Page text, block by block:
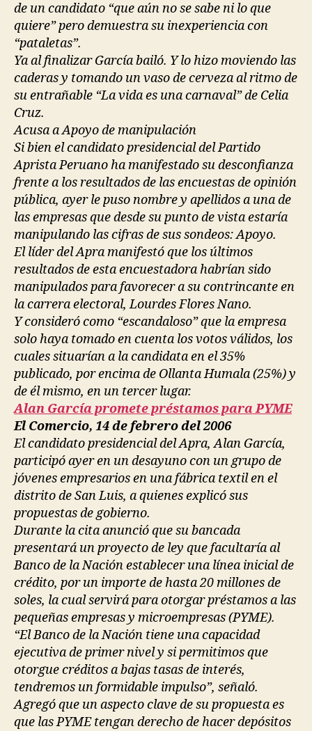
de un candidato “que aún no se sabe ni lo que
quiere” pero demuestra su inexperiencia con
“pataletas”.
Ya al finalizar García bailó. Y lo hizo moviendo las
caderas y tomando un vaso de cerveza al ritmo de
su entrañable “La vida es una carnaval” de Celia
Cruz.
Acusa a Apoyo de manipulación
Si bien el candidato presidencial del Partido
Aprista Peruano ha manifestado su desconfianza
frente a los resultados de las encuestas de opinión
pública, ayer le puso nombre y apellidos a una de
las empresas que desde su punto de vista estaría
manipulando las cifras de sus sondeos: Apoyo.
El líder del Apra manifestó que los últimos
resultados de esta encuestadora habrían sido
manipulados para favorecer a su contrincante en
la carrera electoral, Lourdes Flores Nano.
Y consideró como “escandaloso” que la empresa
solo haya tomado en cuenta los votos válidos, los
cuales situarían a la candidata en el 35%
publicado, por encima de Ollanta Humala (25%) y
de él mismo, en un tercer lugar.
Alan García promete préstamos para PYME
El Comercio, 14 de febrero del 2006
El candidato presidencial del Apra, Alan García,
participó ayer en un desayuno con un grupo de
jóvenes empresarios en una fábrica textil en el
distrito de San Luis, a quienes explicó sus
propuestas de gobierno.
Durante la cita anunció que su bancada
presentará un proyecto de ley que facultaría al
Banco de la Nación establecer una línea inicial de
crédito, por un importe de hasta 20 millones de
soles, la cual servirá para otorgar préstamos a las
pequeñas empresas y microempresas (PYME).
“El Banco de la Nación tiene una capacidad
ejecutiva de primer nivel y si permitimos que
otorgue créditos a bajas tasas de interés,
tendremos un formidable impulso”, señaló.
Agregó que un aspecto clave de su propuesta es
que las PYME tengan derecho de hacer depósitos